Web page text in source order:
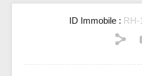
ID Immobile : RH-